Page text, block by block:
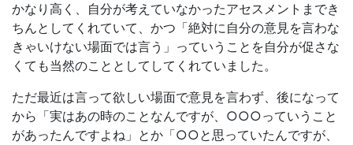
かなり高く、自分が考えていなかったアセスメントまでき
ちんとしてくれていて、かつ「絶対に自分の意見を言わな
きゃいけない場面では言う」っていうことを自分が促さな
くても当然のこととしてしてくれていました。
ただ最近は言って欲しい場面で意見を言わず、後になって
から「実はあの時のことなんですが、○○○っていうこと
があったんですよね」とか「○○と思っていたんですが、